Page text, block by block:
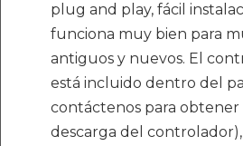
plug and play, fácil
funciona muy bien para
antiguos y nuevos. El
está incluido dentro del
contáctenos para obtener
descarga del